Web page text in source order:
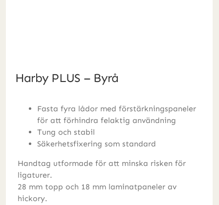
Harby PLUS – Byrå
Fasta fyra lådor med förstärkningspaneler
för att förhindra felaktig användning
Tung och stabil
Säkerhetsfixering som standard
Handtag utformade för att minska risken för
ligaturer.
28 mm topp och 18 mm laminatpaneler av
hickory.